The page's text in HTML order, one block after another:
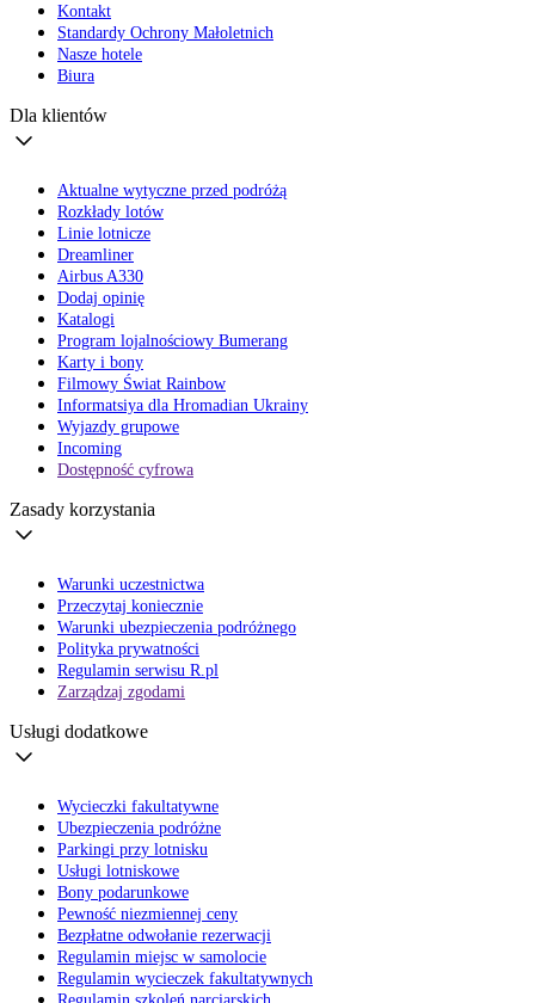
Kontakt
Standardy Ochrony Małoletnich
Nasze hotele
Biura
Dla klientów
Aktualne wytyczne przed podróżą
Rozkłady lotów
Linie lotnicze
Dreamliner
Airbus A330
Dodaj opinię
Katalogi
Program lojalnościowy Bumerang
Karty i bony
Filmowy Świat Rainbow
Informatsiya dla Hromadian Ukrainy
Wyjazdy grupowe
Incoming
Dostępność cyfrowa
Zasady korzystania
Warunki uczestnictwa
Przeczytaj koniecznie
Warunki ubezpieczenia podróżnego
Polityka prywatności
Regulamin serwisu R.pl
Zarządzaj zgodami
Usługi dodatkowe
Wycieczki fakultatywne
Ubezpieczenia podróżne
Parkingi przy lotnisku
Usługi lotniskowe
Bony podarunkowe
Pewność niezmiennej ceny
Bezpłatne odwołanie rezerwacji
Regulamin miejsc w samolocie
Regulamin wycieczek fakultatywnych